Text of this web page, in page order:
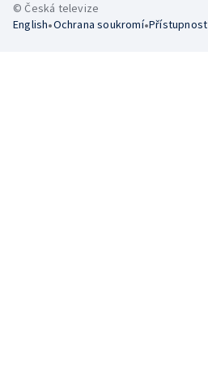
© Česká televize
English•Ochrana soukromí•Přístupnost